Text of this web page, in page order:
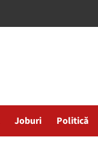
Joburi Politică